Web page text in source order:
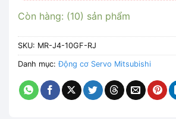
Còn hàng: (10) sản phẩm
SKU: MR-J4-10GF-RJ
Danh mục:Động cơ Servo Mitsubishi